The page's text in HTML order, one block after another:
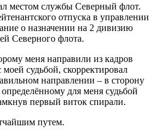
местом службы Северный флот.
отпуска в управлении
о назначении на 2 дивизию
Северного флота.
меня направили из кадров
судьбой, скорректировал
направлении – в сторону
для меня судьбой
первый виток спирали.
путем.